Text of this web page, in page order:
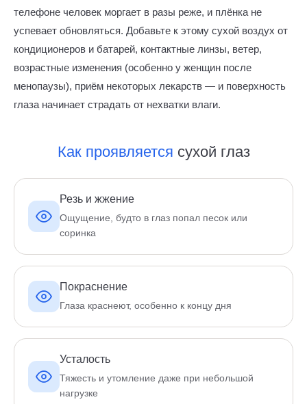
телефоне человек моргает в разы реже, и плёнка не
успевает обновляться. Добавьте к этому сухой воздух от
кондиционеров и батарей, контактные линзы, ветер,
возрастные изменения (особенно у женщин после
менопаузы), приём некоторых лекарств — и поверхность
глаза начинает страдать от нехватки влаги.
Как проявляется сухой глаз
Резь и жжение
Ощущение, будто в глаз попал песок или
соринка
Покраснение
Глаза краснеют, особенно к концу дня
Усталость
Тяжесть и утомление даже при небольшой
нагрузке